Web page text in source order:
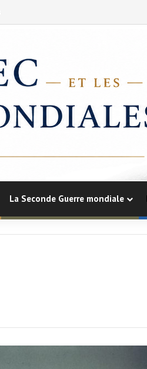
La Seconde Guerre mondiale